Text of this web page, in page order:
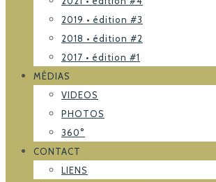
2019 • édition #3
2018 • édition #2
2017 • édition #1
MÉDIAS
VIDEOS
PHOTOS
360°
CONTACT
LIENS